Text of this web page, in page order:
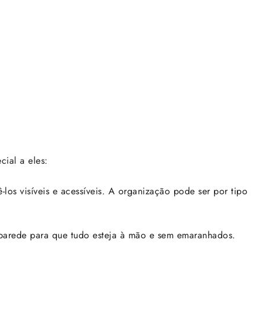
a eles:
visíveis e acessíveis. A organização pode ser por tipo
para que tudo esteja à mão e sem emaranhados.